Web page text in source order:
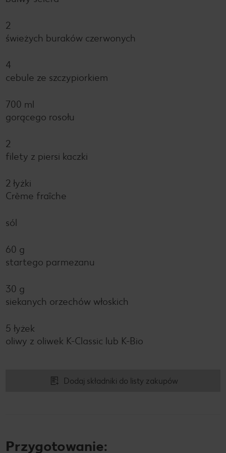
2
świeżych buraków czerwonych
4
cebule ze szczypiorkiem
700 ml
gorącego rosołu
2
filety z piersi kaczki
2 łyżki
Crème fraîche
sól
60 g
startego parmezanu
30 g
siekanych orzechów włoskich
5 łyżek
oliwy z oliwek K-Classic lub K-Bio
Dodaj składniki do listy zakupów
Przygotowanie: